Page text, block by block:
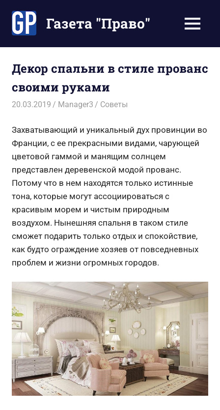
содержимомуГазета "Право"
Ваше
время
МЕНЮ
Декор спальни в стиле прованс
своими руками
20.03.2019 Manager3 Советы
Захватывающий и уникальный дух провинции во
Франции, с ее прекрасными видами, чарующей
цветовой гаммой и манящим солнцем
представлен деревенской модой прованс.
Потому что в нем находятся только истинные
тона, которые могут ассоциироваться с
красивым морем и чистым природным
воздухом. Нынешняя спальня в таком стиле
сможет подарить только отдых и спокойствие,
как будто ограждение хозяев от повседневных
проблем и жизни огромных городов.